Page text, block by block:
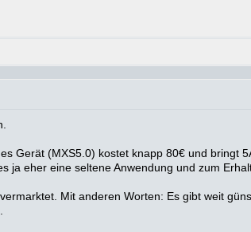
Gerät (MXS5.0) kostet knapp 80€ und bringt
eher eine seltene Anwendung und zum
Mit anderen Worten: Es gibt weit